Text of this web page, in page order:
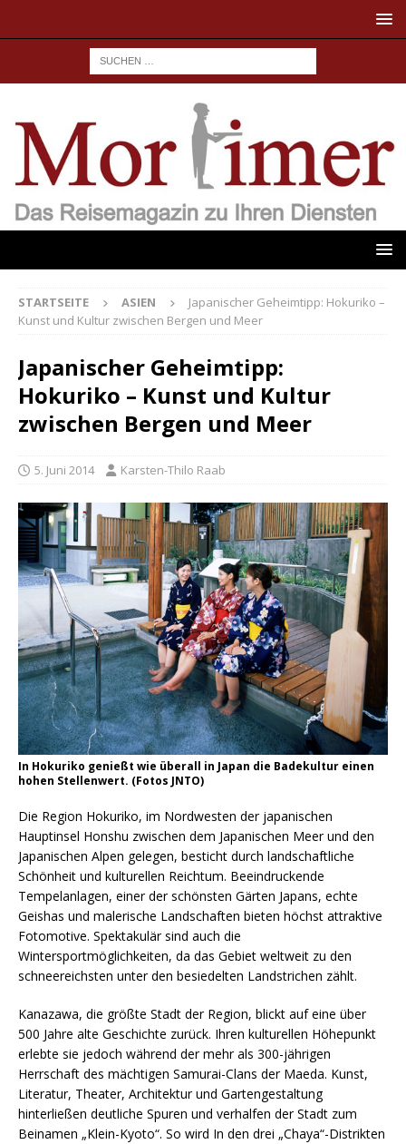
STARTSEITE ASIEN
Japanischer Geheimtipp: Hokuriko –
Kunst und Kultur zwischen Bergen und Meer
Japanischer Geheimtipp:
Hokuriko – Kunst und Kultur
zwischen Bergen und Meer
5. Juni 2014 Karsten-Thilo Raab
In Hokuriko genießt wie überall in Japan die Badekultur einen
hohen Stellenwert. (Fotos JNTO)
Die Region Hokuriko, im Nordwesten der japanischen
Hauptinsel Honshu zwischen dem Japanischen Meer und den
Japanischen Alpen gelegen, besticht durch landschaftliche
Schönheit und kulturellen Reichtum. Beeindruckende
Tempelanlagen, einer der schönsten Gärten Japans, echte
Geishas und malerische Landschaften bieten höchst attraktive
Fotomotive. Spektakulär sind auch die
Wintersportmöglichkeiten, da das Gebiet weltweit zu den
schneereichsten unter den besiedelten Landstrichen zählt.
Kanazawa, die größte Stadt der Region, blickt auf eine über
500 Jahre alte Geschichte zurück. Ihren kulturellen Höhepunkt
erlebte sie jedoch während der mehr als 300-jährigen
Herrschaft des mächtigen Samurai-Clans der Maeda. Kunst,
Literatur, Theater, Architektur und Gartengestaltung
hinterließen deutliche Spuren und verhalfen der Stadt zum
Beinamen „Klein-Kyoto“. So wird In den drei „Chaya“-Distrikten